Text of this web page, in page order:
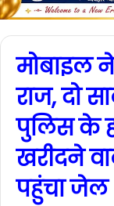
मोबाइल
राज, दो
पुलिस के
खरीदने
पहुंचा जेल